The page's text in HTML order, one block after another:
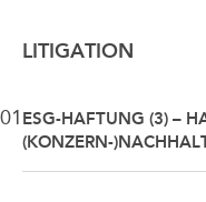
LITIGATION
01 ESG-HAFTUNG (3) –
(KONZERN-